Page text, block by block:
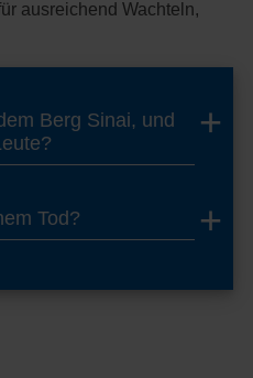
ausreichend Wachteln,
Berg Sinai, und
Tod?